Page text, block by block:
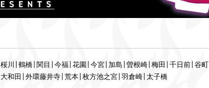
桜川 鶴橋 関目 今福 花園 今宮 加島 曽根崎 梅田 千日前 谷町
大和田 外環藤井寺 荒本 枚方池之宮 羽倉崎 太子橋